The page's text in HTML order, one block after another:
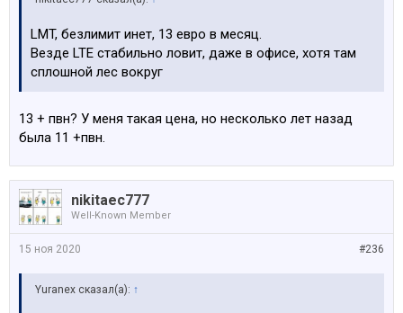
LMT, безлимит инет, 13 евро в месяц.
Везде LTE стабильно ловит, даже в офисе, хотя там
сплошной лес вокруг
13 + пвн? У меня такая цена, но несколько лет назад
была 11 +пвн.
nikitaec777
Well-Known Member
#236
15 ноя 2020
Yuranex сказал(а): ↑